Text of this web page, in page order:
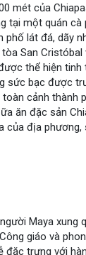
mét của
tại một quán cà
phố lát đá, dãy
San Cristóbal
thể hiện tinh
sức bạc được
cảnh thành
ăn đặc sản
địa phương,
Maya xung
giáo và
đặc trưng với